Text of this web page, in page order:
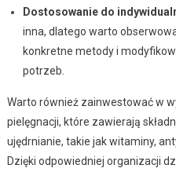
Dostosowanie do
inna, dlatego warto
konkretne metody i
potrzeb.
Warto również zainwestować w
pielęgnacji, które zawierają
ujędrnianie, takie jak witaminy,
Dzięki odpowiedniej organizacji